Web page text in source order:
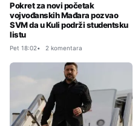
Pokret za novi početak
vojvođanskih Mađara pozvao
SVM da u Kuli podrži studentsku
listu
Pet 18:02 2 komentara